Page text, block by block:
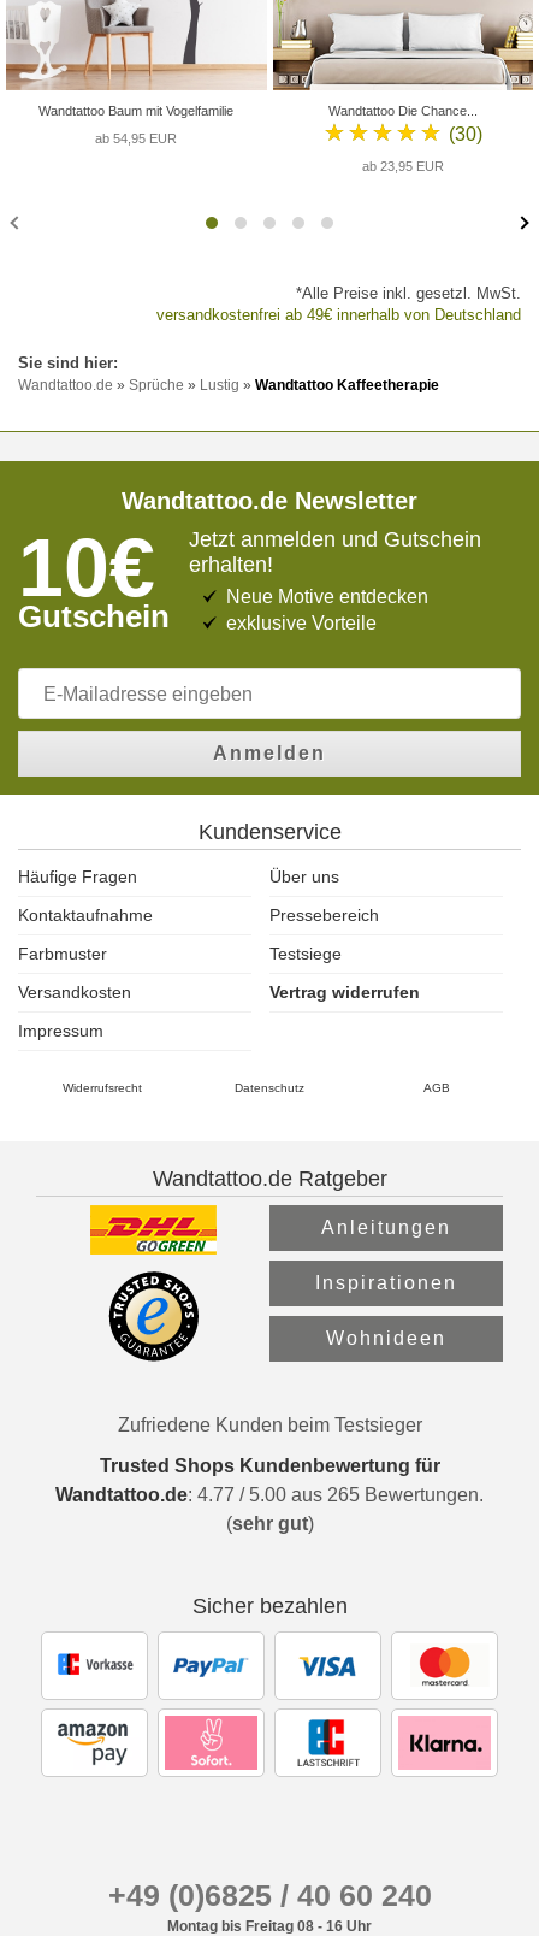
Wandtattoo Baum mit Vogelfamilie
ab 54,95 EUR
Wandtattoo Die Chance...
★★★★★ (30)
ab 23,95 EUR
*Alle Preise inkl. gesetzl. MwSt.
versandkostenfrei ab 49€ innerhalb von Deutschland
Wandtattoo.de » Sprüche » Lustig » Wandtattoo Kaffeetherapie
Wandtattoo.de Newsletter
10€
Gutschein
Jetzt anmelden und Gutschein
erhalten!
Neue Motive entdecken
exklusive Vorteile
Anmelden
Kundenservice
Häufige Fragen
Über uns
Kontaktaufnahme
Pressebereich
Farbmuster
Testsiege
Versandkosten
Vertrag widerrufen
Impressum
Widerrufsrecht Datenschutz AGB
Wandtattoo.de Ratgeber
Anleitungen
Inspirationen
Wohnideen
Zufriedene Kunden beim Testsieger
Trusted Shops Kundenbewertung für
Wandtattoo.de: 4.77 / 5.00 aus 265 Bewertungen.
(sehr gut)
Sicher bezahlen
+49 (0)6825 / 40 60 240
Montag bis Freitag 08 - 16 Uhr